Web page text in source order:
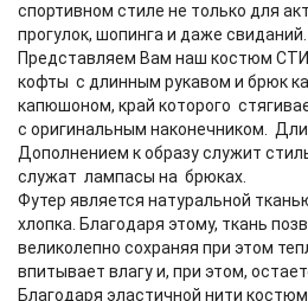
спортивном стиле не только для
прогулок, шопинга и даже свиданий.
Представляем Вам наш костюм
кофты с длинным рукавом и брюк
капюшоном, край которого
с оригинальным наконечником.
Дополнением к образу служит
служат лампасы на брюках.
Футер является натуральной
хлопка. Благодаря этому, ткань
великолепно сохраняя при этом
впитывает влагу и, при этом,
Благодаря эластичной нити